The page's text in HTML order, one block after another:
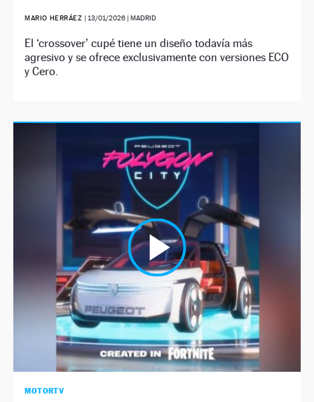
MARIO HERRÁEZ | 13/01/2026 | MADRID
El ‘crossover’ cupé tiene un diseño todavía más
agresivo y se ofrece exclusivamente con versiones ECO
y Cero.
MOTORTV